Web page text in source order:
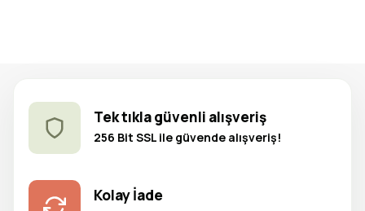
Tek tıkla güvenli alışveriş
256 Bit SSL ile güvende alışveriş!
Kolay İade